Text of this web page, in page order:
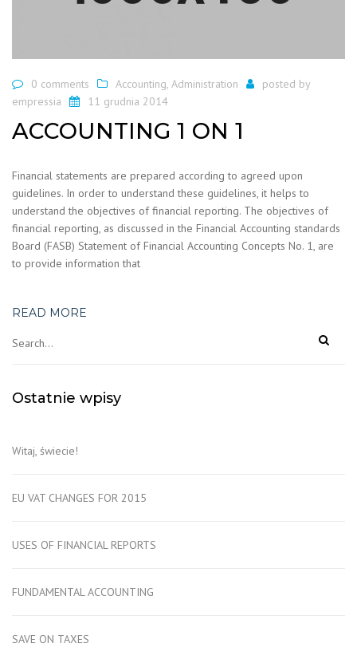
0 comments Accounting, Administration
posted by
empressia
11 grudnia 2014
ACCOUNTING 1 ON 1
Financial statements are prepared according to agreed upon
guidelines. In order to understand these guidelines, it helps to
understand the objectives of financial reporting. The objectives of
financial reporting, as discussed in the Financial Accounting standards
Board (FASB) Statement of Financial Accounting Concepts No. 1, are
to provide information that
READ MORE
Ostatnie wpisy
Witaj, świecie!
EU VAT CHANGES FOR 2015
USES OF FINANCIAL REPORTS
FUNDAMENTAL ACCOUNTING
SAVE ON TAXES